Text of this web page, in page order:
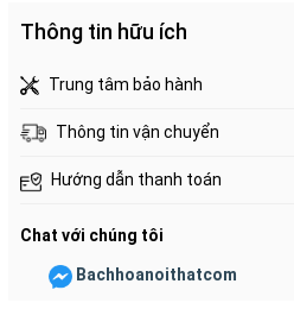
Thông tin hữu ích
Trung tâm bảo hành
Thông tin vận chuyển
Hướng dẫn thanh toán
Chat với chúng tôi
Bachhoanoithatcom